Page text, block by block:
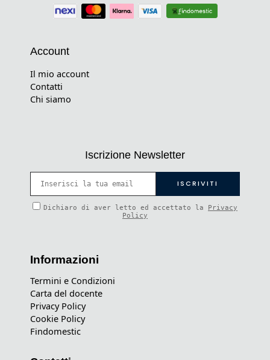
Account
Il mio account
Contatti
Chi siamo
Iscrizione Newsletter
Dichiaro di aver letto ed accettato la Privacy
Policy
Informazioni
Termini e Condizioni
Carta del docente
Privacy Policy
Cookie Policy
Findomestic